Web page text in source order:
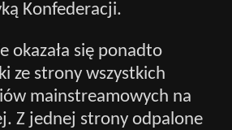
Konfederacji.
okazała się ponadto
ze strony wszystkich
mainstreamowych na
Z jednej strony odpalone